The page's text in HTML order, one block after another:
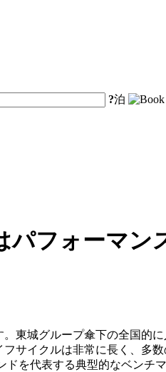
?泊
フォーマン
東城グループ傘下の全国的
サイクルは非常に長く、多
ドを代表する典型的なベンチ